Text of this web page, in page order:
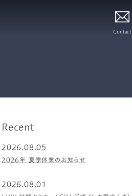
Contact
Recent
2026.08.05
2026年 夏季休業のお知らせ
2026.08.01